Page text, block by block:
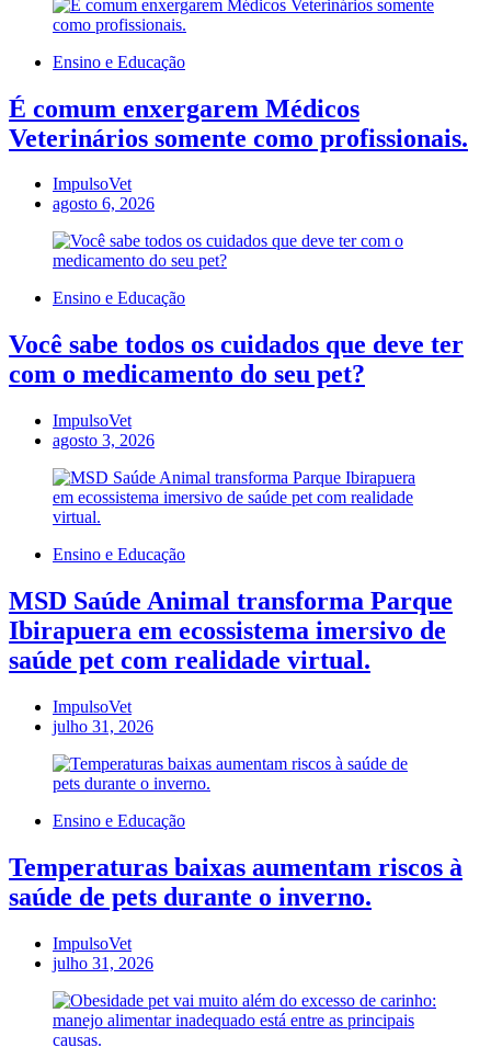
Ensino e Educação
É comum enxergarem Médicos
Veterinários somente como profissionais.
ImpulsoVet
agosto 6, 2026
Ensino e Educação
Você sabe todos os cuidados que deve ter
com o medicamento do seu pet?
ImpulsoVet
agosto 3, 2026
Ensino e Educação
MSD Saúde Animal transforma Parque
Ibirapuera em ecossistema imersivo de
saúde pet com realidade virtual.
ImpulsoVet
julho 31, 2026
Ensino e Educação
Temperaturas baixas aumentam riscos à
saúde de pets durante o inverno.
ImpulsoVet
julho 31, 2026